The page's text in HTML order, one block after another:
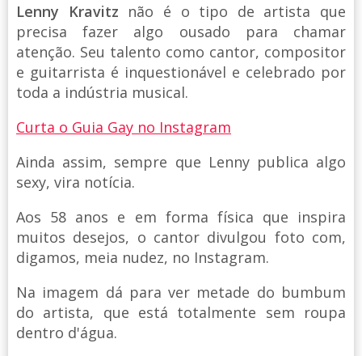
Lenny Kravitz não é o tipo de artista que
precisa fazer algo ousado para chamar
atenção. Seu talento como cantor, compositor
e guitarrista é inquestionável e celebrado por
toda a indústria musical.
Curta o Guia Gay no Instagram
Ainda assim, sempre que Lenny publica algo
sexy, vira notícia.
Aos 58 anos e em forma física que inspira
muitos desejos, o cantor divulgou foto com,
digamos, meia nudez, no Instagram.
Na imagem dá para ver metade do bumbum
do artista, que está totalmente sem roupa
dentro d'água.